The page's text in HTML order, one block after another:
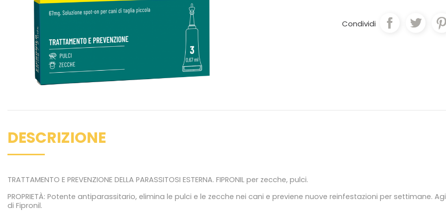
Condividi
DESCRIZIONE
TRATTAMENTO E PREVENZIONE DELLA PARASSITOSI ESTERNA. FIPRONIL per zecche, pulci.
PROPRIETÀ: Potente antiparassitario, elimina le pulci e le zecche nei cani e previene nuove reinfestazioni per
di Fipronil.